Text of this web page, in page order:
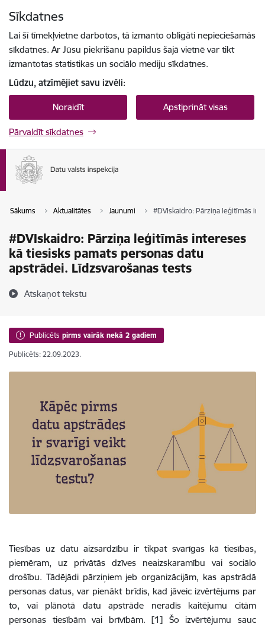
Sīkdatnes
Lai šī tīmekļvietne darbotos, tā izmanto obligāti nepieciešamās
sīkdatnes. Ar Jūsu piekrišanu papildus šajā vietnē var tikt
izmantotas statistikas un sociālo mediju sīkdatnes.
Lūdzu, atzīmējiet savu izvēli:
Noraidīt Apstiprināt visas
Pārvaldīt sīkdatnes
Sākums Aktualitātes Jaunumi #DVIskaidro: Pārziņa leģitīmās
#DVIskaidro: Pārziņa leģitīmās intereses
kā tiesisks pamats personas datu
apstrādei. Līdzsvarošanas tests
Atskaņot tekstu
Publicēts pirms vairāk nekā 2 gadiem
Publicēts: 22.09.2023.
Tiesības uz datu aizsardzību ir tikpat svarīgas kā tiesības,
piemēram, uz privātās dzīves neaizskaramību vai sociālo
drošību. Tādējādi pārziņiem jeb organizācijām, kas apstrādā
personas datus, var pienākt brīdis, kad jāveic izvērtējums par
to, vai plānotā datu apstrāde neradīs kaitējumu citām
personas tiesībām vai brīvībām. [1] Šo izvērtējumu sauc